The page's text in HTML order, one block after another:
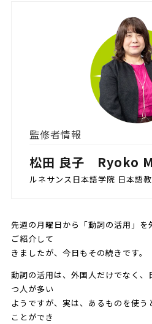
監修者情報
松田 良子 Ryoko
ルネサンス日本語学院 日本語
先週の月曜日から「動詞の活用」
ご紹介して
きましたが、今日もその続きです。
動詞の活用は、外国人だけでなく
つ人が多い
ようですが、実は、あるものを使
ことができ